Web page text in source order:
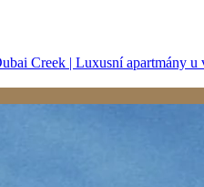
Creek | Luxusní apartmány u